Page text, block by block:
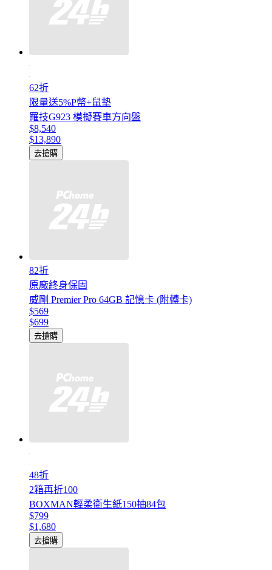
62折
限量送5%P幣+鼠墊
羅技G923 模擬賽車方向盤
$8,540
$13,890
去搶購
82折
原廠終身保固
威剛 Premier Pro 64GB 記憶卡 (附轉卡)
$569
$699
去搶購
48折
2箱再折100
BOXMAN輕柔衛生紙150抽84包
$799
$1,680
去搶購